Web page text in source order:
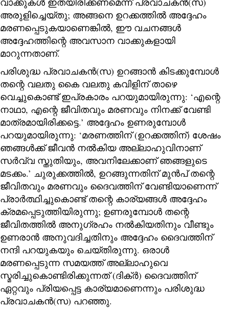
അരുളിച്ചെയ്തു; അങ്ങനെ ഉറക്കത്തിൽ അദ്ദേഹം
മരണപ്പെടുകയാണെങ്കിൽ, ഈ വചനങ്ങൾ
അദ്ദേഹത്തിന്റെ അവസാന വാക്കുകളായി
മാറുന്നതാണ്.
പരിശുദ്ധ പ്രവാചകൻ(സ) ഉറങ്ങാൻ കിടക്കുമ്പോൾ
തന്റെ വലതു കൈ വലതു കവിളിന് താഴെ
വെച്ചുകൊണ്ട് ഇപ്രകാരം പറയുമായിരുന്നു: ‘എന്റെ
നാഥാ, എന്റെ ജീവിതവും മരണവും നിനക്ക് വേണ്ടി
മാത്രമായിരിക്കട്ടെ.’ അദ്ദേഹം ഉണരുമ്പോൾ
പറയുമായിരുന്നു: ‘മരണത്തിന് (ഉറക്കത്തിന്) ശേഷം
ഞങ്ങൾക്ക് ജീവൻ നൽകിയ അല്ലാഹുവിനാണ്
സർവ്വ സ്തുതിയും, അവനിലേക്കാണ് ഞങ്ങളുടെ
മടക്കം.’ ചുരുക്കത്തിൽ, ഉറങ്ങുന്നതിന് മുൻപ് തന്റെ
ജീവിതവും മരണവും ദൈവത്തിന് വേണ്ടിയാണെന്ന്
പ്രാർത്ഥിച്ചുകൊണ്ട് തന്റെ കാര്യങ്ങൾ അദ്ദേഹം
ക്രമപ്പെടുത്തിയിരുന്നു; ഉണരുമ്പോൾ തന്റെ
ജീവിതത്തിൽ അനുഗ്രഹം നൽകിയതിനും വീണ്ടും
ഉണരാൻ അനുവദിച്ചതിനും അദ്ദേഹം ദൈവത്തിന്
നന്ദി പറയുകയും ചെയ്തിരുന്നു. ഒരാൾ
മരണപ്പെടുന്ന സമയത്ത് അല്ലാഹുവെ
സ്മരിച്ചുകൊണ്ടിരിക്കുന്നത് (ദിക്ർ) ദൈവത്തിന്
ഏറ്റവും പ്രിയപ്പെട്ട കാര്യമാണെന്നും പരിശുദ്ധ
പ്രവാചകൻ(സ) പറഞ്ഞു.